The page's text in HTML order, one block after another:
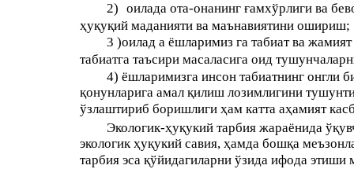
2) оилада ота-онанинг ғамхўрлиги ва
ҳуқуқий маданияти ва маънавиятини ошириш;
3 )оилад а ёшларимиз га табиат ва
табиатга таъсири масаласига оид
4) ёшларимизга инсон табиатнинг онгли
қонунларига амал қилиш лозимлигини
ўзлаштириб боришлиги ҳам катта аҳамият
Экологик-ҳуқукий тарбия жараёнида
экологик ҳуқукий савия, ҳамда бошқа
тарбия эса қўйидагиларни ўзида ифода этиши